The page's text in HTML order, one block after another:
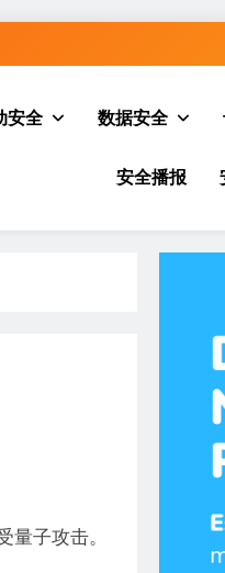
安全 数据安全
安全播报
子攻击。